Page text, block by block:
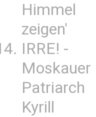
Himmel
zeigen'
IRRE! -
Moskauer
Patriarch
Kyrill